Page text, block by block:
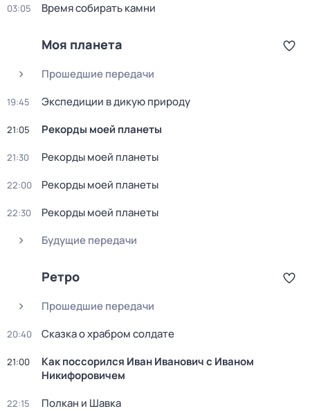
03:05 Время собирать камни
Моя планета
Прошедшие передачи
19:45 Экспедиции в дикую природу
21:05 Рекорды моей планеты
21:30 Рекорды моей планеты
22:00 Рекорды моей планеты
22:30
Рекорды моей планеты
Будущие передачи
Ретро
Прошедшие передачи
20:40 Сказка о храбром солдате
21:00
Как поссорился Иван Иванович с Иваном
Никифоровичем
22:15 Полкан и Шавка